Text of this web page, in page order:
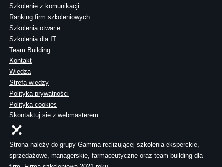
Szkolenie z komunikacji
Ranking firm szkoleniowych
Szkolenia otwarte
Szkolenia dla IT
Team Building
Kontakt
Wiedza
Strefa wiedzy
Polityka prywatności
Polityka cookies
Skontaktuj sie z webmasterem
Strona należy do grupy Gamma realizującej szkolenia eksperckie,
sprzedażowe, managerskie, farmaceutyczne oraz team building dla